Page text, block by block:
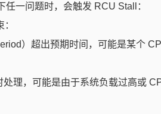
任一问题时，会触发 RCU Stall：
）超出预期时间，可能是某个
理，可能是由于系统负载过高或